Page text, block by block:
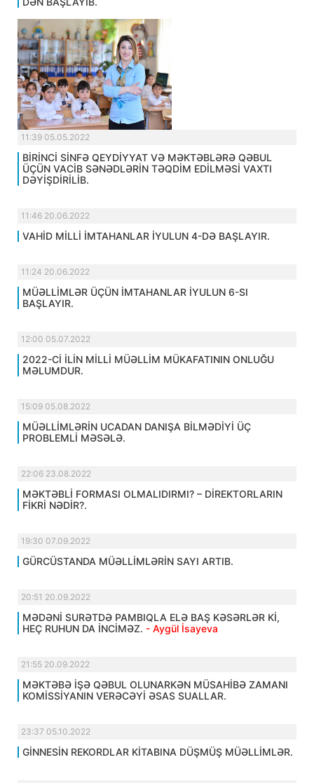
11:39 05.05.2022
BİRİNCİ SİNFƏ QEYDİYYAT VƏ MƏKTƏBLƏRƏ QƏBUL
ÜÇÜN VACİB SƏNƏDLƏRİN TƏQDİM EDİLMƏSİ VAXTI
DƏYİŞDİRİLİB.
11:46 20.06.2022
VAHİD MİLLİ İMTAHANLAR İYULUN 4-DƏ BAŞLAYIR.
11:24 20.06.2022
MÜƏLLİMLƏR ÜÇÜN İMTAHANLAR İYULUN 6-SI
BAŞLAYIR.
12:00 05.07.2022
2022-Cİ İLİN MİLLİ MÜƏLLİM MÜKAFATININ ONLUĞU
MƏLUMDUR.
15:09 05.08.2022
MÜƏLLİMLƏRİN UCADAN DANIŞA BİLMƏDİYİ ÜÇ
PROBLEMLİ MƏSƏLƏ.
22:06 23.08.2022
MƏKTƏBLİ FORMASI OLMALIDIRMI? – DİREKTORLARIN
FİKRİ NƏDİR?.
19:30 07.09.2022
GÜRCÜSTANDA MÜƏLLİMLƏRİN SAYI ARTIB.
20:51 20.09.2022
MƏDƏNİ SURƏTDƏ PAMBIQLA ELƏ BAŞ KƏSƏRLƏR Kİ,
HEÇ RUHUN DA İNCİMƏZ. - Aygül İsayeva
21:55 20.09.2022
MƏKTƏBƏ İŞƏ QƏBUL OLUNARKƏN MÜSAHİBƏ ZAMANI
KOMİSSİYANIN VERƏCƏYİ ƏSAS SUALLAR.
23:37 05.10.2022
GİNNESİN REKORDLAR KİTABINA DÜŞMÜŞ MÜƏLLİMLƏR.